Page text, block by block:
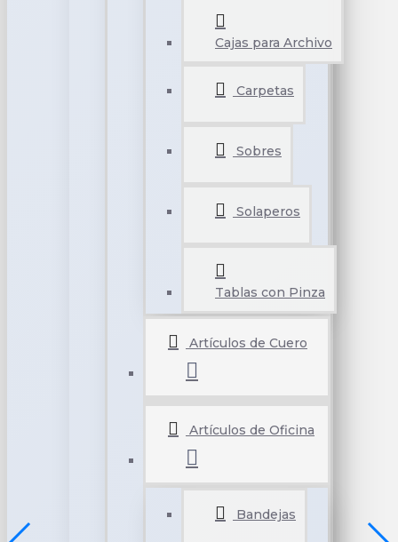
Cajas para Archivo
Carpetas
Sobres
Solaperos
Tablas con Pinza
Artículos de Cuero
Artículos de Oficina
Bandejas